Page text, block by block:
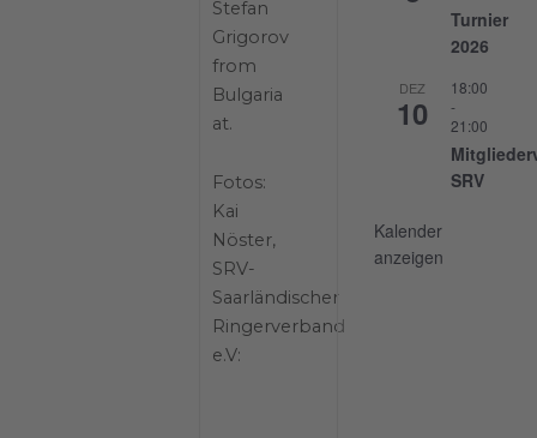
Stefan
Grigorov
from
Bulgaria
at.
Fotos:
Kai
Nöster,
SRV-
Saarländischer
Ringerverband
e.V:
Turnier
2026
DEZ
10
18:00
-
21:00
SRV
Kalender
anzeigen